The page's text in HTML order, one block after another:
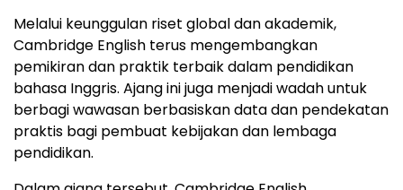
Melalui keunggulan riset global dan akademik,
Cambridge English terus mengembangkan
pemikiran dan praktik terbaik dalam pendidikan
bahasa Inggris. Ajang ini juga menjadi wadah untuk
berbagi wawasan berbasiskan data dan pendekatan
praktis bagi pembuat kebijakan dan lembaga
pendidikan.